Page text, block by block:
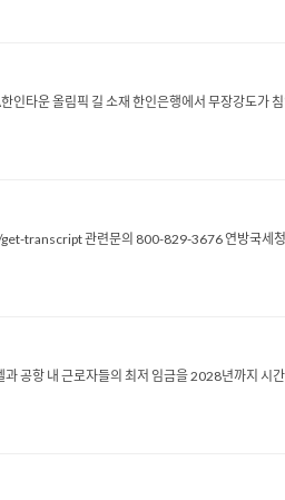
인타운 올림픽 길 소재 한인은행에서 무장강도가
transcript 관련문의 800-829-3676 연방국세청
공항 내 근로자들의 최저 임금을 2028년까지 시